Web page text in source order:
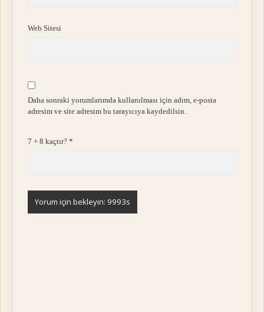
Web Sitesi
Daha sonraki yorumlarımda kullanılması için adım, e-posta
adresim ve site adresim bu tarayıcıya kaydedilsin.
7 + 8 kaçtır?*